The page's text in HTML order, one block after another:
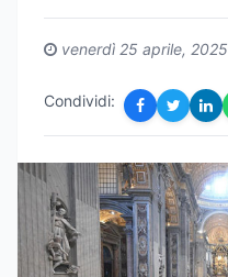
venerdì 25 aprile, 2025
Condividi: